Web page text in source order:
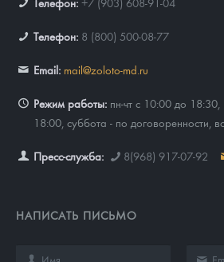
Телефон: 8 (800) 500-08-77
Email: mail@zoloto-md.ru
Режим работы: пн-чт с 10:00 до
18:00, суббота - по договоренности,
Пресс-служба: 8(968) 917-07-92
НАПИСАТЬ ПИСЬМО